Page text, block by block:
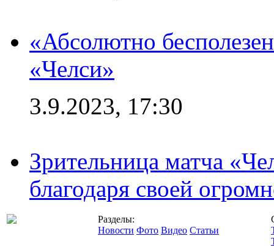
«Абсолютно
«Челси»
3.9.2023, 17:30
Зрительница матча
благодаря своей
Разделы:
Новости Фото Видео Статьи